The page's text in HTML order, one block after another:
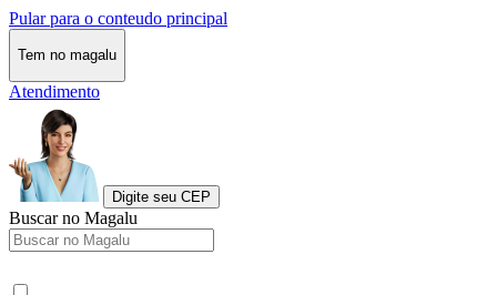
Pular para o conteudo principal
Tem no magalu
Atendimento
Digite seu CEP
Buscar no Magalu